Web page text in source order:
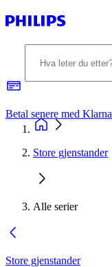
Betal senere med Klarna
Store gjenstander
Alle serier
Store gjenstander